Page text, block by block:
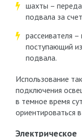
шахты –
подвала за
рассеивателя
поступающий
подвала.
Использование
подключения
в темное время
ориентироваться
Электрическое